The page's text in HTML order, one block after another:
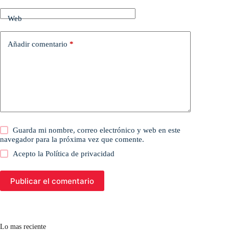
Web
Añadir comentario *
Guarda mi nombre, correo electrónico y web en este
navegador para la próxima vez que comente.
Acepto laPolítica de privacidad
Publicar el comentario
Lo mas reciente